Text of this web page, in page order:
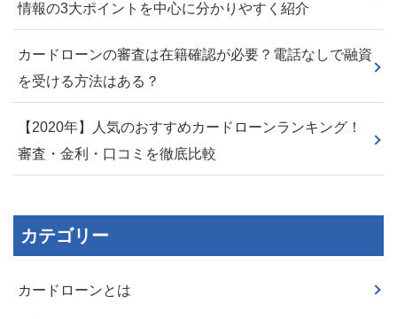
情報の3大ポイントを中心に分かりやすく紹介
カードローンの審査は在籍確認が必要？電話なしで融資
を受ける方法はある？
【2020年】人気のおすすめカードローンランキング！
審査・金利・口コミを徹底比較
カテゴリー
カードローンとは